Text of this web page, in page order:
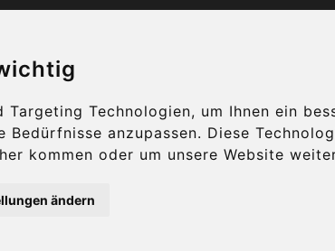
Targeting Technologien, um Ihnen ein
Bedürfnisse anzupassen. Diese
kommen oder um unsere Website
ändern
Thai